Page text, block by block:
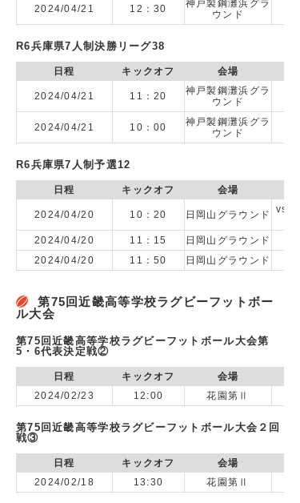
2024/04/21 12：30
神戸製鋼灘浜グラ
ウンド
R6兵庫県7人制決勝リーグ38
日程 キックオフ 会場
2024/04/21 11：20
神戸製鋼灘浜グラ
ウンド
2024/04/21 10：00
神戸製鋼灘浜グラ
ウンド
R6兵庫県7人制予選12
日程 キックオフ 会場
2024/04/20 10：20 日岡山グラウンド
vs
2024/04/20
11：15
日岡山グラウンド
2024/04/20
11：50 日岡山グラウンド
第75回近畿高等学校ラグビーフットボー
ル大会
第75回近畿高等学校ラグビーフットボール大会第
5・6代表決定戦②
日程 キックオフ
会場
2024/02/23
12:00 花園第Ⅱ
第75回近畿高等学校ラグビーフットボール大会２回
戦③
日程 キックオフ
会場
2024/02/18
13:30 花園第Ⅱ